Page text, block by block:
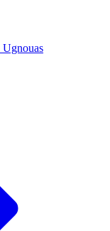
Ugnouas